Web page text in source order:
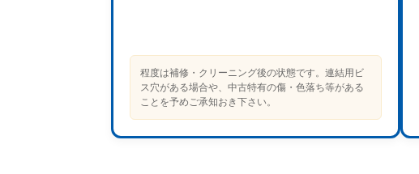
程度は補修・クリーニング後の状態です。連結用ビ
ス穴がある場合や、中古特有の傷・色落ち等がある
ことを予めご承知おき下さい。